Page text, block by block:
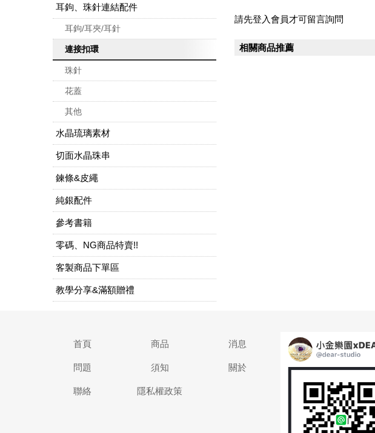
耳鉤、珠針連結配件
耳鉤/耳夾/耳針
連接扣環
珠針
花蓋
其他
水晶琉璃素材
切面水晶珠串
鍊條&皮繩
純銀配件
參考書籍
零碼、NG商品特賣!!
客製商品下單區
教學分享&滿額贈禮
請先登入會員才可留言詢問
相關商品推薦
首頁 商品 消息
問題 須知 關於
聯絡 隱私權政策